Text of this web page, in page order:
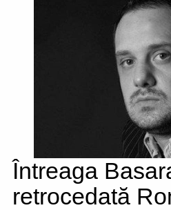
Întreaga
retrocedată